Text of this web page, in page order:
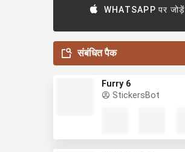
WHATSAPP पर जोड़ें
संबंधित पैक
Furry 6
StickersBot